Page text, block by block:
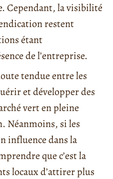
Cependant, la visibilité
restent
étant
de l’entreprise.
tendue entre les
et développer des
vert en pleine
Néanmoins, si les
influence dans la
que c’est la
locaux d’attirer plus